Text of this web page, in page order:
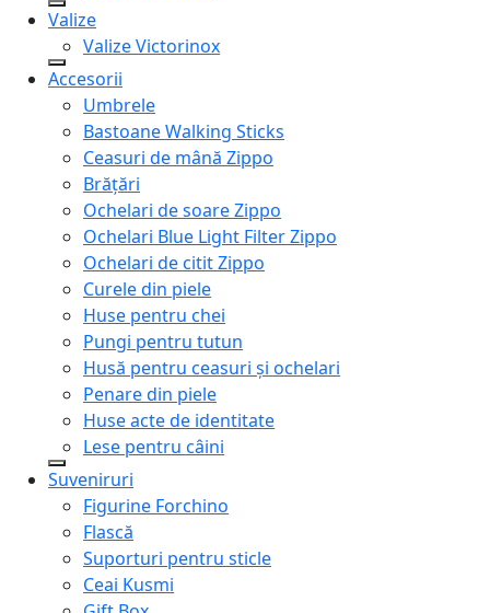
Valize
Valize Victorinox
Accesorii
Umbrele
Bastoane Walking Sticks
Ceasuri de mână Zippo
Brățări
Ochelari de soare Zippo
Ochelari Blue Light Filter Zippo
Ochelari de citit Zippo
Curele din piele
Huse pentru chei
Pungi pentru tutun
Husă pentru ceasuri și ochelari
Penare din piele
Huse acte de identitate
Lese pentru câini
Suveniruri
Figurine Forchino
Flască
Suporturi pentru sticle
Ceai Kusmi